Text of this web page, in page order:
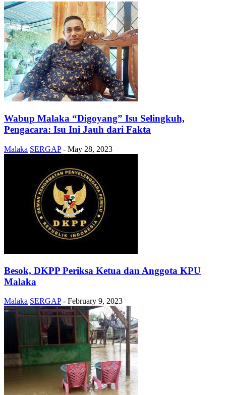
Wabup Malaka “Digoyang” Isu Selingkuh,
Pengacara: Isu Ini Jauh dari Fakta
Malaka SERGAP - May 28, 2023
Besok, DKPP Periksa Ketua dan Anggota KPU
Malaka
Malaka SERGAP - February 9, 2023